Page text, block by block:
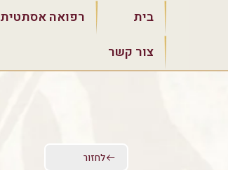
בית רפואה אסתטית
צור קשר
לחזור